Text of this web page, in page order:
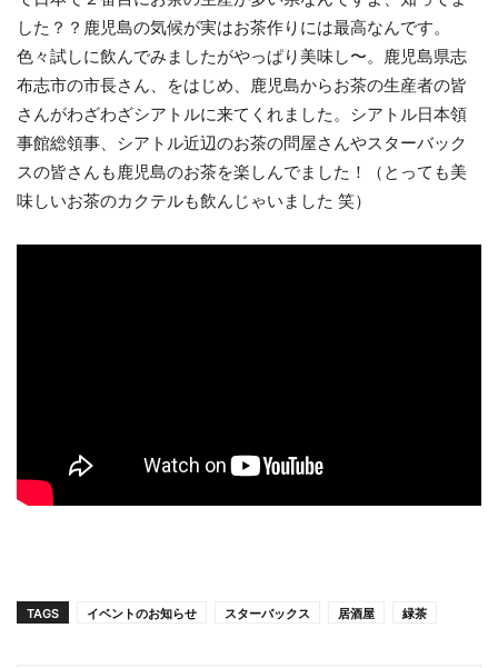
した？？鹿児島の気候が実はお茶作りには最高なんです。
色々試しに飲んでみましたがやっぱり美味し〜。鹿児島県志
布志市の市長さん、をはじめ、鹿児島からお茶の生産者の皆
さんがわざわざシアトルに来てくれました。シアトル日本領
事館総領事、シアトル近辺のお茶の問屋さんやスターバック
スの皆さんも鹿児島のお茶を楽しんでました！（とっても美
味しいお茶のカクテルも飲んじゃいました 笑）
TAGS イベントのお知らせ スターバックス 居酒屋 緑茶